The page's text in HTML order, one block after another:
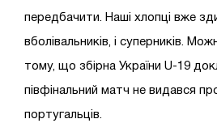
передбачити. Наші хлопці вже
вболівальників, і суперників.
тому, що збірна України U-19
півфінальний матч не видався
португальців.